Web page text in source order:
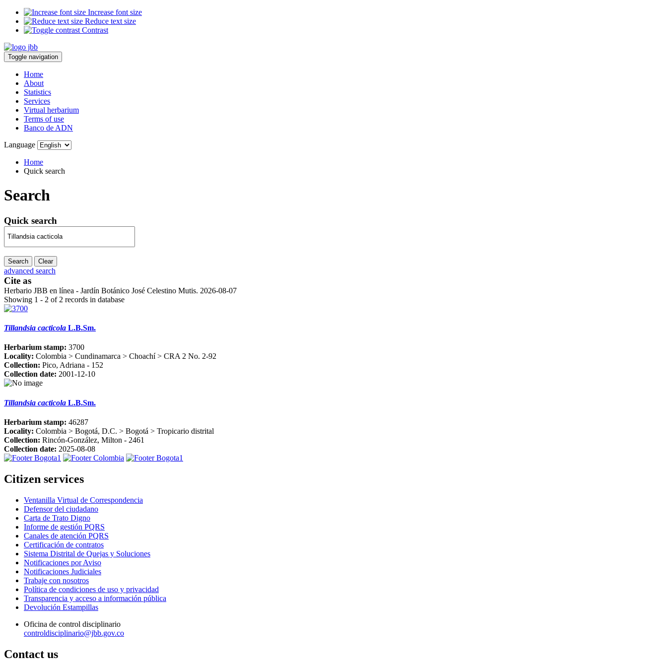
Increase font size
Reduce text size
Contrast
Toggle navigation
Home
About
Statistics
Services
Virtual herbarium
Terms of use
Banco de ADN
Language
Home
Quick search
Search
Quick search
Search Clear
advanced search
Cite as
Herbario JBB en línea - Jardín Botánico José Celestino Mutis. 2026-08-07
Showing 1 - 2 of 2 records in database
Tillandsia cacticola L.B.Sm.
Herbarium stamp: 3700
Locality: Colombia > Cundinamarca > Choachí > CRA 2 No. 2-92
Collection: Pico, Adriana - 152
Collection date: 2001-12-10
Tillandsia cacticola L.B.Sm.
Herbarium stamp: 46287
Locality: Colombia > Bogotá, D.C. > Bogotá > Tropicario distrital
Collection: Rincón-González, Milton - 2461
Collection date: 2025-08-08
Citizen services
Ventanilla Virtual de Correspondencia
Defensor del ciudadano
Carta de Trato Digno
Informe de gestión PQRS
Canales de atención PQRS
Certificación de contratos
Sistema Distrital de Quejas y Soluciones
Notificaciones por Aviso
Notificaciones Judiciales
Trabaje con nosotros
Política de condiciones de uso y privacidad
Transparencia y acceso a información pública
Devolución Estampillas
Oficina de control disciplinario
controldisciplinario@jbb.gov.co
Contact us